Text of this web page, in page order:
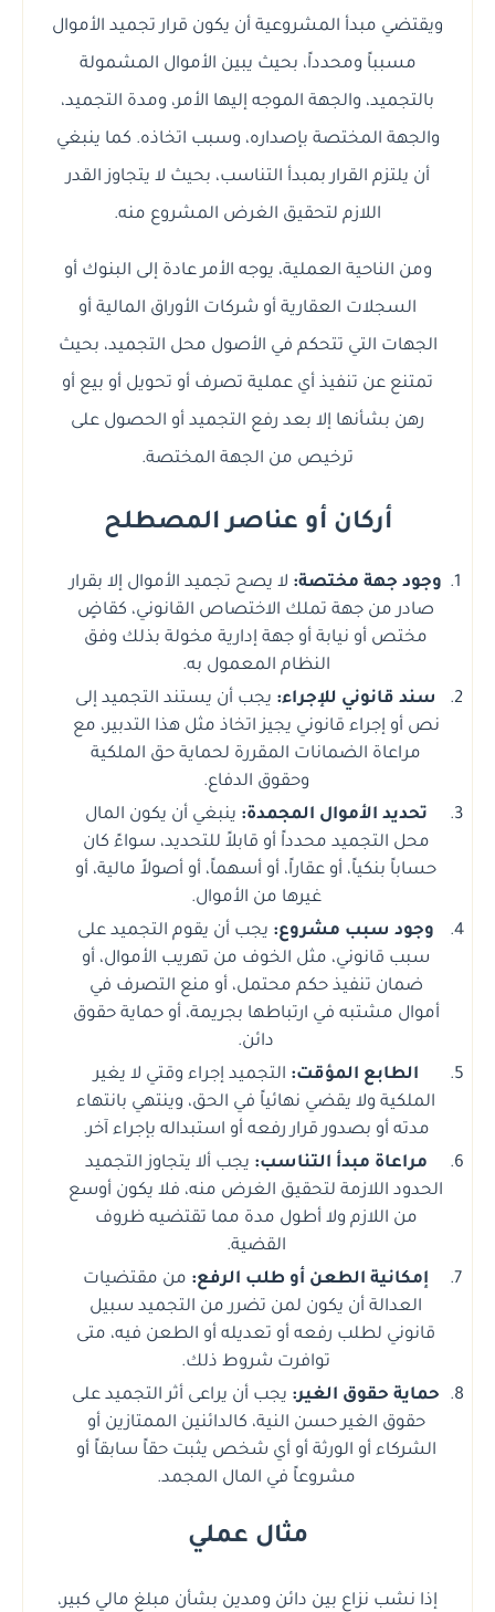
ويقتضي مبدأ المشروعية أن يكون قرار تجميد الأموال
مسبباً ومحدداً، بحيث يبين الأموال المشمولة
بالتجميد، والجهة الموجه إليها الأمر، ومدة التجميد،
والجهة المختصة بإصداره، وسبب اتخاذه. كما ينبغي
أن يلتزم القرار بمبدأ التناسب، بحيث لا يتجاوز القدر
اللازم لتحقيق الغرض المشروع منه.
ومن الناحية العملية، يوجه الأمر عادة إلى البنوك أو
السجلات العقارية أو شركات الأوراق المالية أو
الجهات التي تتحكم في الأصول محل التجميد، بحيث
تمتنع عن تنفيذ أي عملية تصرف أو تحويل أو بيع أو
رهن بشأنها إلا بعد رفع التجميد أو الحصول على
ترخيص من الجهة المختصة.
أركان أو عناصر المصطلح
وجود جهة مختصة: لا يصح تجميد الأموال إلا بقرار
صادر من جهة تملك الاختصاص القانوني، كقاضٍ
مختص أو نيابة أو جهة إدارية مخولة بذلك وفق
النظام المعمول به.
سند قانوني للإجراء: يجب أن يستند التجميد إلى
نص أو إجراء قانوني يجيز اتخاذ مثل هذا التدبير، مع
مراعاة الضمانات المقررة لحماية حق الملكية
وحقوق الدفاع.
تحديد الأموال المجمدة: ينبغي أن يكون المال
محل التجميد محدداً أو قابلاً للتحديد، سواءً كان
حساباً بنكياً، أو عقاراً، أو أسهماً، أو أصولاً مالية، أو
غيرها من الأموال.
وجود سبب مشروع: يجب أن يقوم التجميد على
سبب قانوني، مثل الخوف من تهريب الأموال، أو
ضمان تنفيذ حكم محتمل، أو منع التصرف في
أموال مشتبه في ارتباطها بجريمة، أو حماية حقوق
دائن.
الطابع المؤقت: التجميد إجراء وقتي لا يغير
الملكية ولا يقضي نهائياً في الحق، وينتهي بانتهاء
مدته أو بصدور قرار رفعه أو استبداله بإجراء آخر.
مراعاة مبدأ التناسب: يجب ألا يتجاوز التجميد
الحدود اللازمة لتحقيق الغرض منه، فلا يكون أوسع
من اللازم ولا أطول مدة مما تقتضيه ظروف
القضية.
إمكانية الطعن أو طلب الرفع: من مقتضيات
العدالة أن يكون لمن تضرر من التجميد سبيل
قانوني لطلب رفعه أو تعديله أو الطعن فيه، متى
توافرت شروط ذلك.
حماية حقوق الغير: يجب أن يراعى أثر التجميد على
حقوق الغير حسن النية، كالدائنين الممتازين أو
الشركاء أو الورثة أو أي شخص يثبت حقاً سابقاً أو
مشروعاً في المال المجمد.
مثال عملي
إذا نشب نزاع بين دائن ومدين بشأن مبلغ مالي كبير،